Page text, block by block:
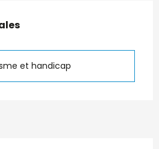
et handicap